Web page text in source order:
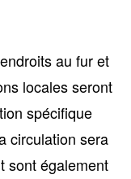
au fur et
localesseront
spécifique
circulation sera
sont également